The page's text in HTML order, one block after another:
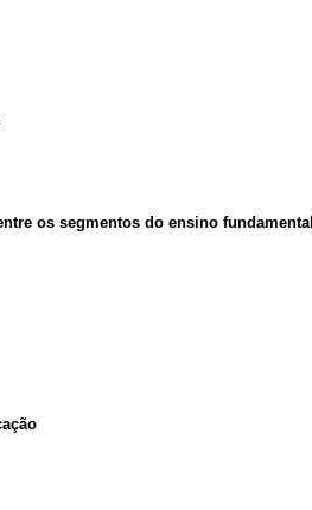
os segmentos do ensino fundamental